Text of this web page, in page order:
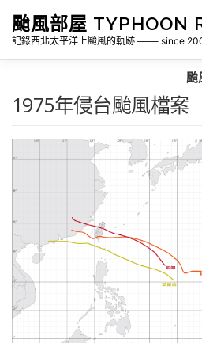
颱風部屋 TYPHOON
記錄西北太平洋上颱風的軌跡 ─── since
各地瞬間風速紀錄 侵台颱風新
1975年侵台颱風檔案
颱